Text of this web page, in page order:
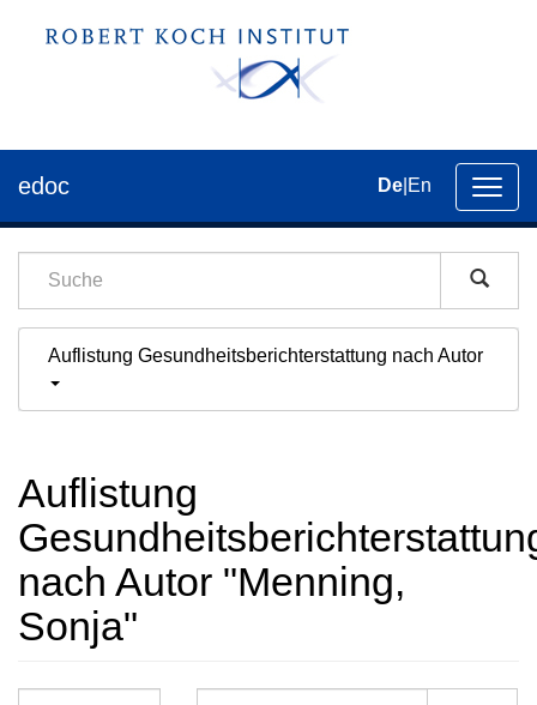
der
edoc De En
Auflistung Gesundheitsberichterstattung nach Autor
Auflistung
nach Autor "Menning,
Sonja"